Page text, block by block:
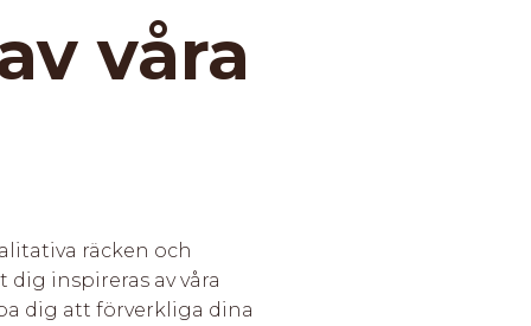
våra
räcken och
dig inspireras av våra
dig att förverkliga dina